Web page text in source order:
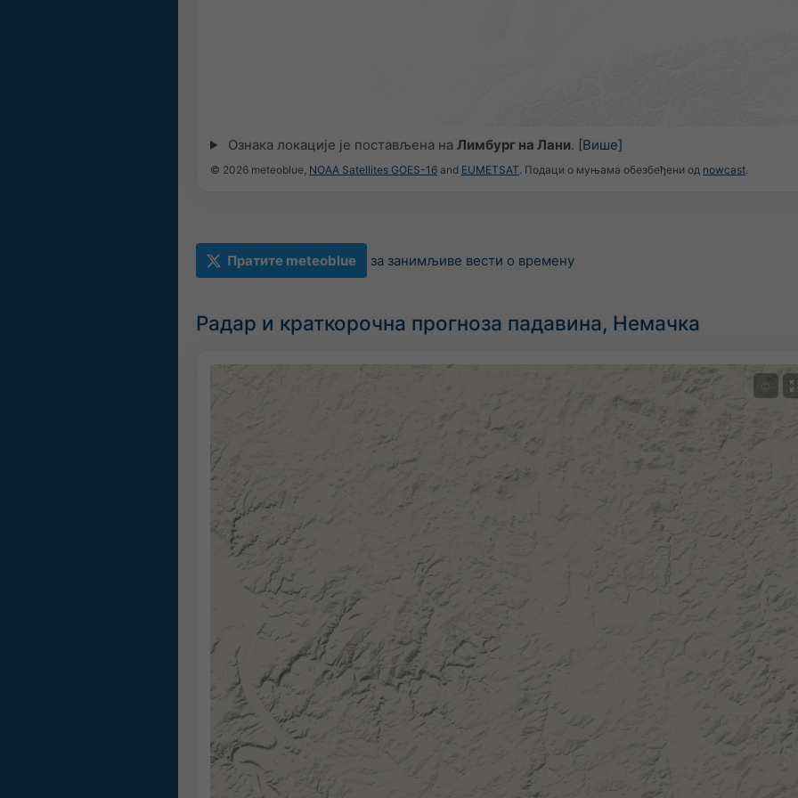
Ознака локације је постављена на Лимбург на Лани. [Више]
© 2026 meteoblue, NOAA Satellites GOES-16 and EUMETSAT. Подаци о муњама обезбеђени од nowcast.
Пратите meteoblue за занимљиве вести о времену
Радар и краткорочна прогноза падавина, Немачка
©